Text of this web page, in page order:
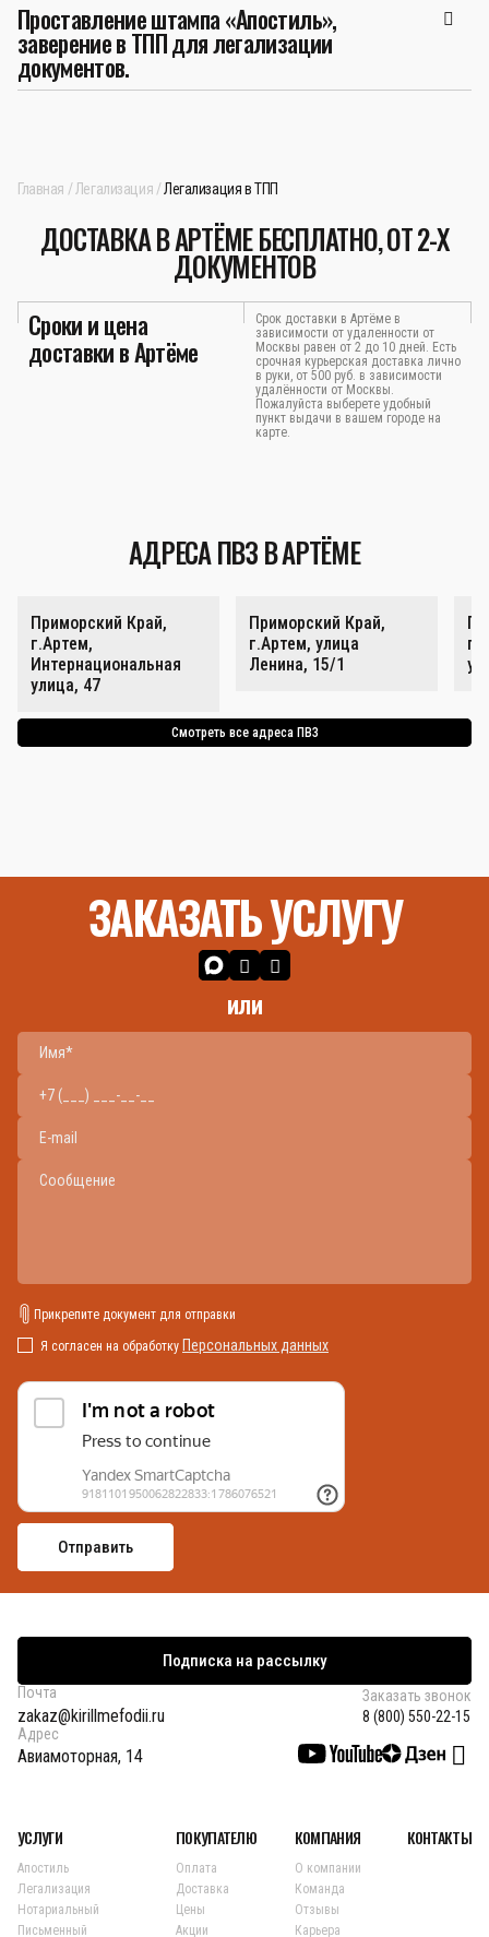
Проставление штампа «Апостиль»,
заверение в ТПП для легализации
документов.
Главная Легализация Легализация в ТПП
ДОСТАВКА В АРТЁМЕ БЕСПЛАТНО, ОТ 2-Х
ДОКУМЕНТОВ
Сроки и цена
доставки в Артёме
Срок доставки в Артёме в
зависимости от удаленности от
Москвы равен от 2 до 10 дней. Есть
срочная курьерская доставка лично
в руки, от 500 руб. в зависимости
удалённости от Москвы.
Пожалуйста выберете удобный
пункт выдачи в вашем городе на
карте.
АДРЕСА ПВЗ В АРТЁМЕ
Приморский Край,
г.Артем,
Интернациональная
улица, 47
Приморский Край,
г.Артем, улица
Ленина, 15/1
Смотреть все адреса ПВЗ
ЗАКАЗАТЬ УСЛУГУ
или
Прикрепите документ для отправки
Я согласен на обработку Персональных данных
Подписка на рассылку
Почта
zakaz@kirillmefodii.ru
Заказать звонок
8 (800) 550-22-15
Адрес
Авиамоторная, 14
УСЛУГИ
Апостиль
Легализация
Нотариальный
Письменный
ПОКУПАТЕЛЮ
Оплата
Доставка
Цены
Акции
КОМПАНИЯ
О компании
Команда
Отзывы
Карьера
КОНТАКТЫ